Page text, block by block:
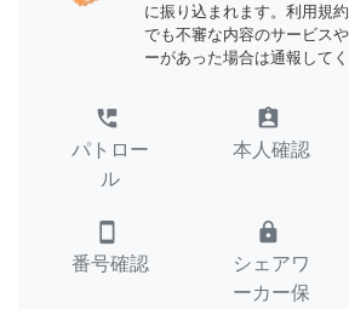
に振り込まれます。利用規
でも不審な内容のサービス
ーがあった場合は通報してく
perm_phone_msg
パトロー
ル
assignment_ind
本人確認
smartphone
番号確認
lock
シェアワ
ーカー保